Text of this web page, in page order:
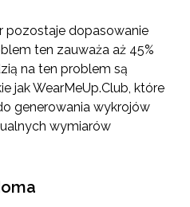
pozostaje dopasowanie
ten zauważa aż 45%
na ten problem są
jak WearMeUp.Club, które
generowania wykrojów
wymiarów